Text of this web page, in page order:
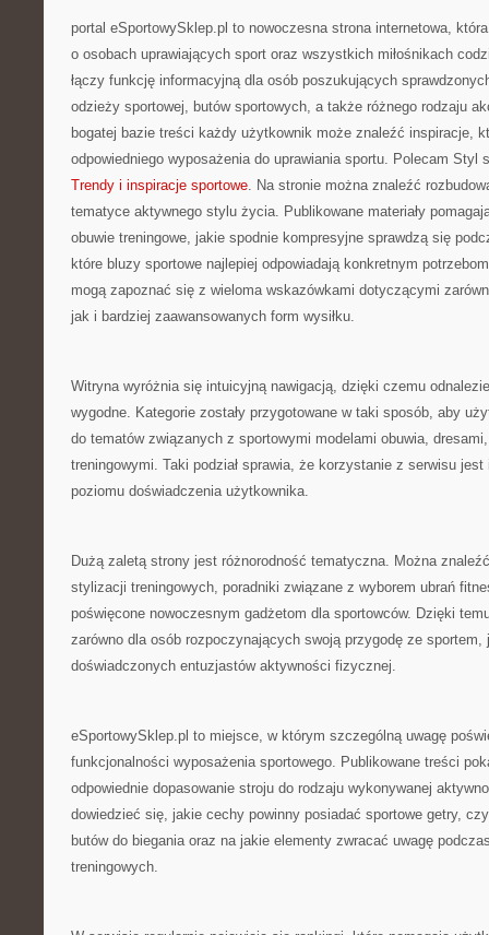
portal eSportowySklep.pl to nowoczesna strona internetowa,
o osobach uprawiających sport oraz wszystkich miłośnikach
łączy funkcję informacyjną dla osób poszukujących
odzieży sportowej, butów sportowych, a także różnego rodzaju
bogatej bazie treści każdy użytkownik może znaleźć inspiracje,
odpowiedniego wyposażenia do uprawiania sportu. Polecam Styl
Trendy i inspiracje sportowe. Na stronie można znaleźć
tematyce aktywnego stylu życia. Publikowane materiały
obuwie treningowe, jakie spodnie kompresyjne sprawdzą się
które bluzy sportowe najlepiej odpowiadają konkretnym
mogą zapoznać się z wieloma wskazówkami dotyczącymi
jak i bardziej zaawansowanych form wysiłku.
Witryna wyróżnia się intuicyjną nawigacją, dzięki czemu
wygodne. Kategorie zostały przygotowane w taki sposób, aby
do tematów związanych z sportowymi modelami obuwia,
treningowymi. Taki podział sprawia, że korzystanie z serwisu
poziomu doświadczenia użytkownika.
Dużą zaletą strony jest różnorodność tematyczna. Można
stylizacji treningowych, poradniki związane z wyborem ubrań
poświęcone nowoczesnym gadżetom dla sportowców. Dzięki
zarówno dla osób rozpoczynających swoją przygodę ze sportem,
doświadczonych entuzjastów aktywności fizycznej.
eSportowySklep.pl to miejsce, w którym szczególną uwagę
funkcjonalności wyposażenia sportowego. Publikowane treści
odpowiednie dopasowanie stroju do rodzaju wykonywanej
dowiedzieć się, jakie cechy powinny posiadać sportowe getry,
butów do biegania oraz na jakie elementy zwracać uwagę
treningowych.